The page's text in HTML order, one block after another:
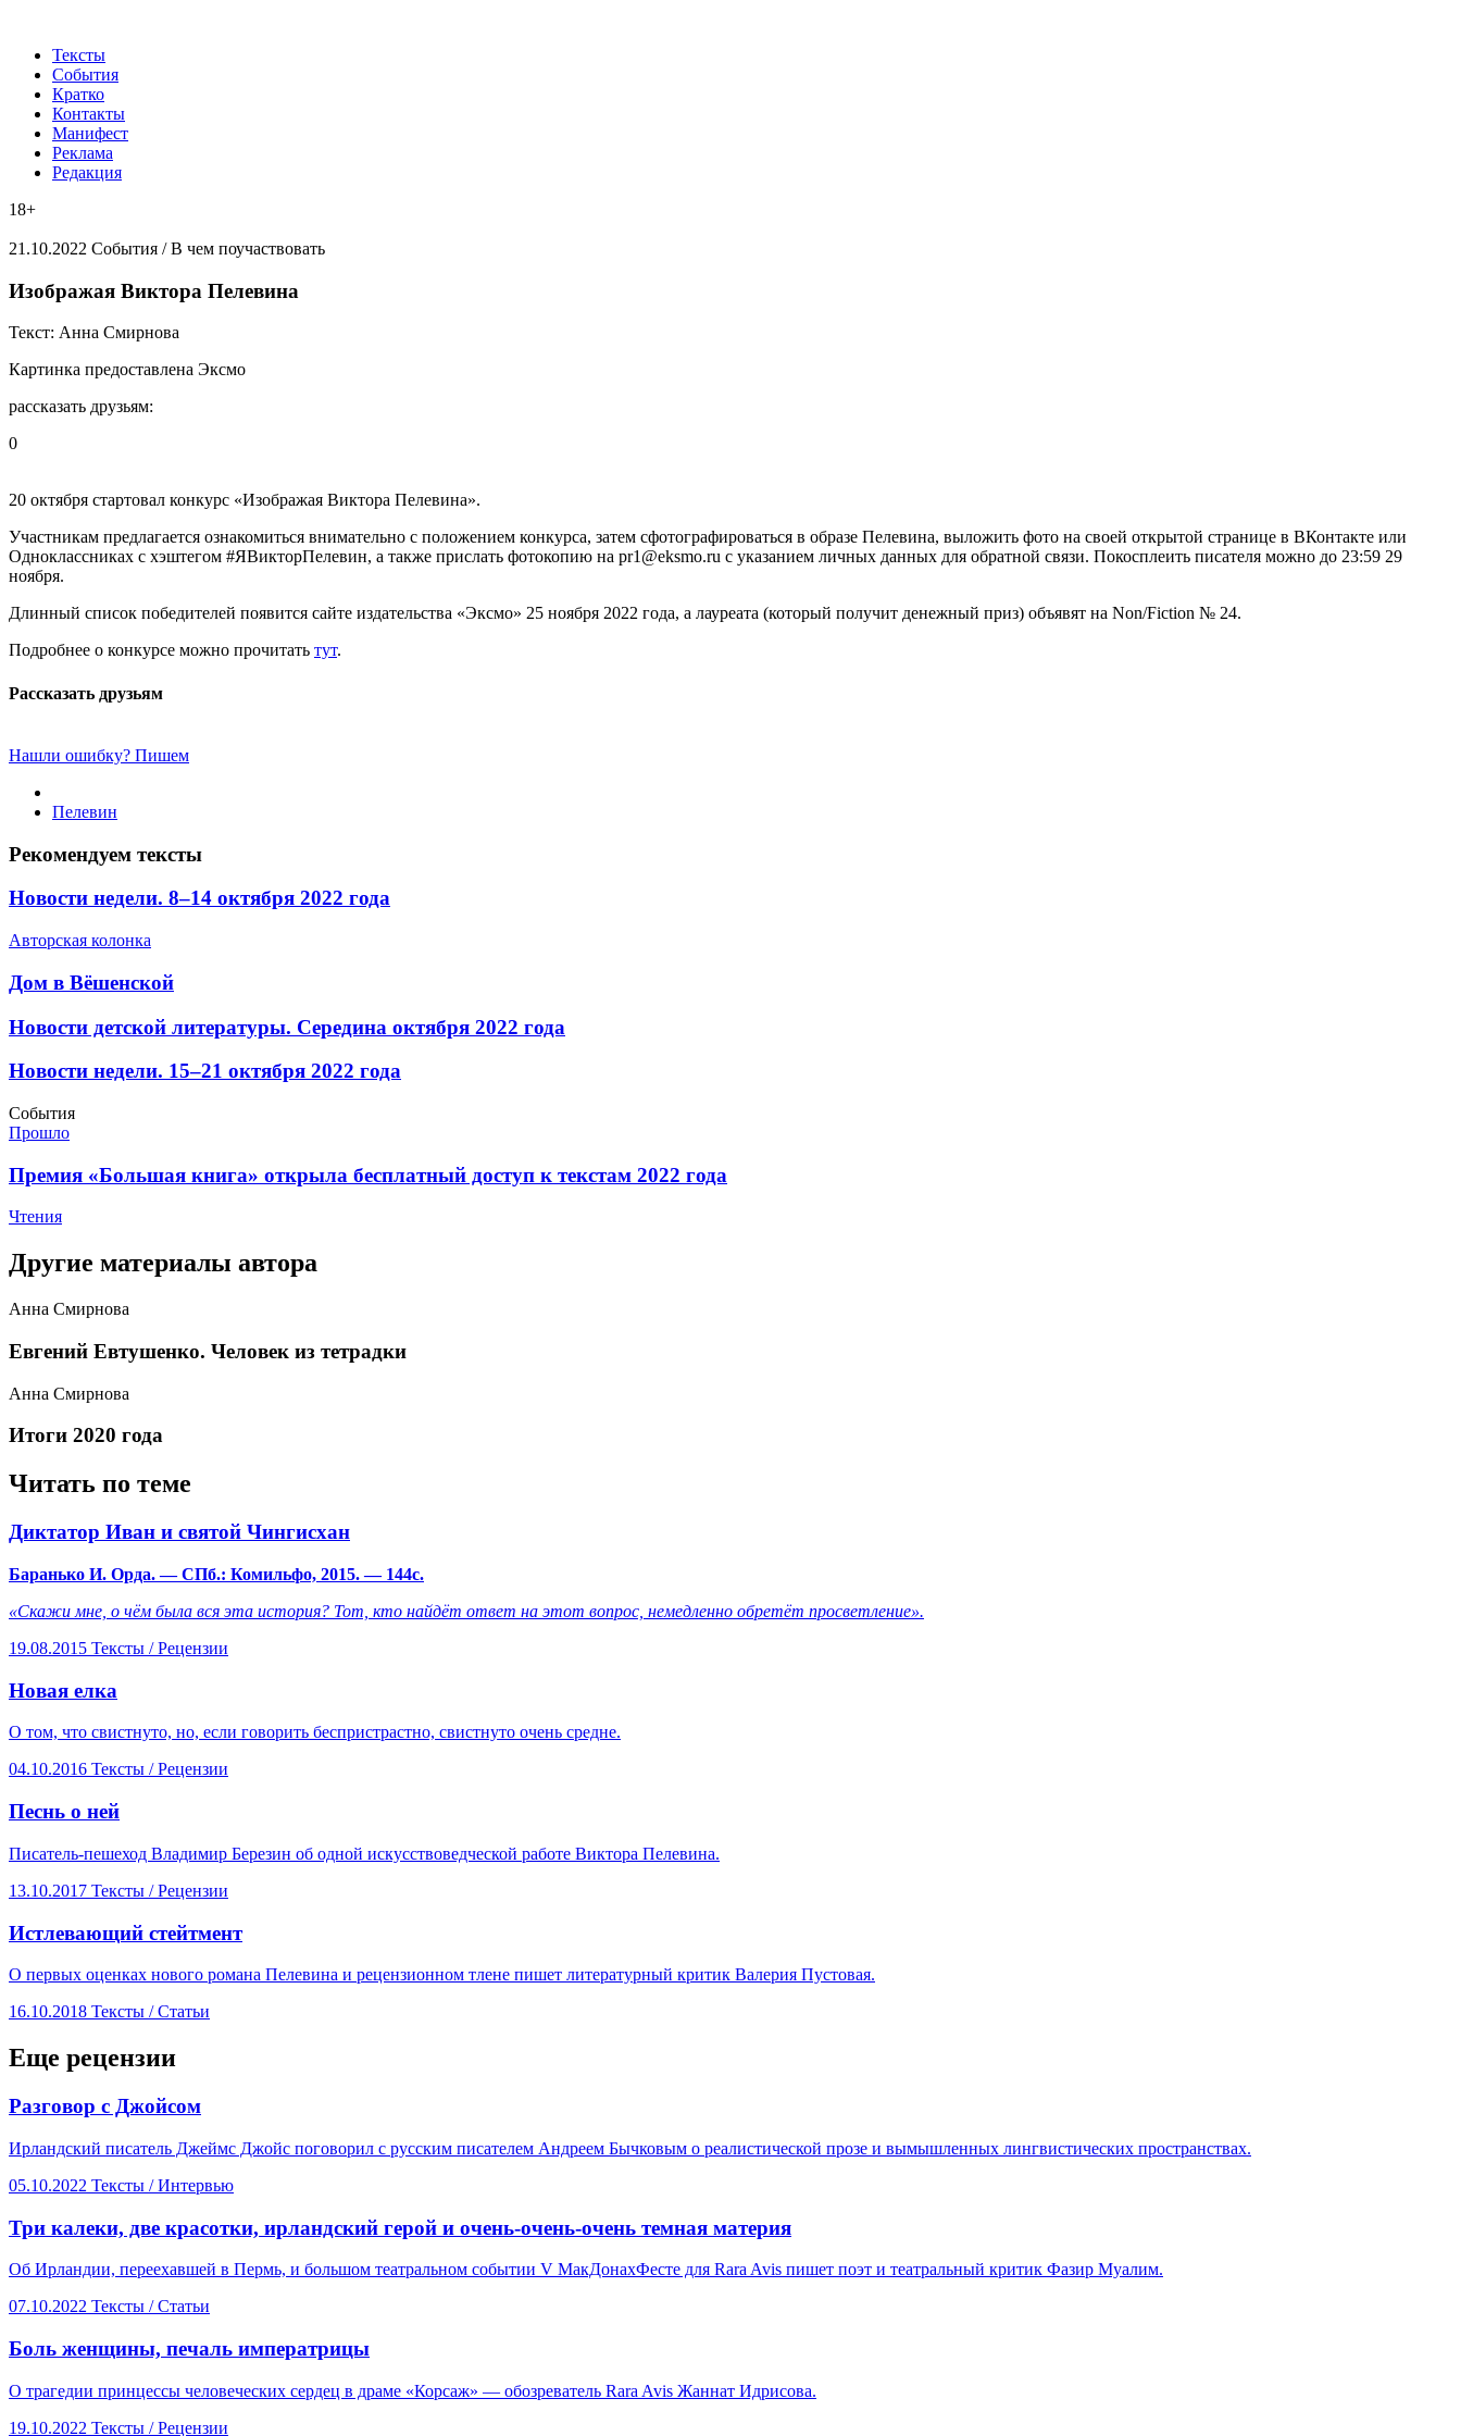
Тексты
События
Кратко
Контакты
Манифест
Реклама
Редакция
18+
21.10.2022 События /В чем поучаствовать
​Изображая Виктора Пелевина
Текст: Анна Смирнова
Картинка предоставлена Эксмо
рассказать друзьям:
0
20 октября стартовал конкурс «Изображая Виктора Пелевина».
Участникам предлагается ознакомиться внимательно с положением конкурса, затем сфотографироваться в образе Пелевина, выложить фото на своей открытой странице в ВКонтакте или
Одноклассниках c хэштегом #ЯВикторПелевин, а также прислать фотокопию на pr1@eksmo.ru с указанием личных данных для обратной связи. Покосплеить писателя можно до 23:59 29
ноября.
Длинный список победителей появится сайте издательства «Эксмо» 25 ноября 2022 года, а лауреата (который получит денежный приз) объявят на Non/Fiction № 24.
Подробнее о конкурсе можно прочитать тут.
Рассказать друзьям
Нашли ошибку? Пишем
Пелевин
Рекомендуем тексты
​Новости недели. 8–14 октября 2022 года
Авторская колонка
​Дом в Вёшенской
​Новости детской литературы. Середина октября 2022 года
​Новости недели. 15–21 октября 2022 года
События
Прошло
​Премия «Большая книга» открыла бесплатный доступ к текстам 2022 года
Чтения
Другие материалы автора
Анна Смирнова
Евгений Евтушенко. Человек из тетрадки
Анна Смирнова
Итоги 2020 года
Читать по теме
Диктатор Иван и святой Чингисхан
Баранько И. Орда. — СПб.: Комильфо, 2015. — 144с.
«Скажи мне, о чём была вся эта история? Тот, кто найдёт ответ на этот вопрос, немедленно обретёт просветление».
19.08.2015 Тексты /Рецензии
​Новая елка
О том, что свистнуто, но, если говорить беспристрастно, свистнуто очень средне.
04.10.2016 Тексты /Рецензии
​Песнь о ней
Писатель-пешеход Владимир Березин об одной искусствоведческой работе Виктора Пелевина.
13.10.2017 Тексты /Рецензии
​Истлевающий стейтмент
О первых оценках нового романа Пелевина и рецензионном тлене пишет литературный критик Валерия Пустовая.
16.10.2018 Тексты /Статьи
Еще рецензии
​Разговор с Джойсом
Ирландский писатель Джеймс Джойс поговорил с русским писателем Андреем Бычковым о реалистической прозе и вымышленных лингвистических пространствах.
05.10.2022 Тексты /Интервью
Три ​калеки, две красотки, ирландский герой и очень-очень-очень темная материя
Об Ирландии, переехавшей в Пермь, и большом театральном событии V МакДонахФесте для Rara Avis пишет поэт и театральный критик Фазир Муалим.
07.10.2022 Тексты /Статьи
​Боль женщины, печаль императрицы
О трагедии принцессы человеческих сердец в драме «Корсаж» — обозреватель Rara Avis Жаннат Идрисова.
19.10.2022 Тексты /Рецензии